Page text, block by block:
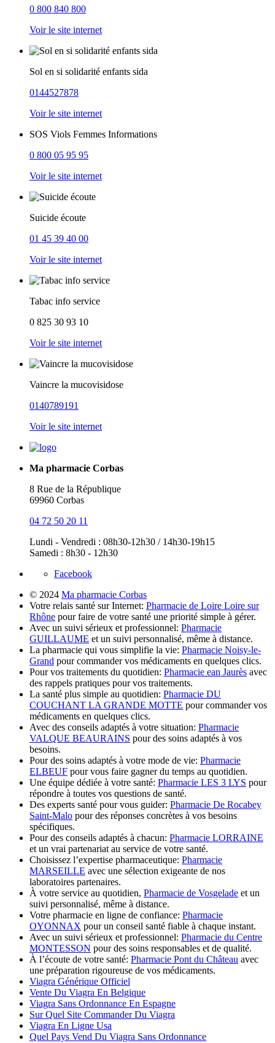
0 800 840 800
Voir le site internet
Sol en si solidarité enfants sida
0144527878
Voir le site internet
SOS Viols Femmes Informations
0 800 05 95 95
Voir le site internet
Suicide écoute
01 45 39 40 00
Voir le site internet
Tabac info service
0 825 30 93 10
Voir le site internet
Vaincre la mucovisidose
0140789191
Voir le site internet
Ma pharmacie Corbas
8 Rue de la République
69960 Corbas
04 72 50 20 11
Lundi - Vendredi : 08h30-12h30 / 14h30-19h15
Samedi : 8h30 - 12h30
Facebook
© 2024 Ma pharmacie Corbas
Votre relais santé sur Internet: Pharmacie de Loire Loire sur
Rhône pour faire de votre santé une priorité simple à gérer.
Avec un suivi sérieux et professionnel: Pharmacie
GUILLAUME et un suivi personnalisé, même à distance.
La pharmacie qui vous simplifie la vie: Pharmacie Noisy-le-
Grand pour commander vos médicaments en quelques clics.
Pour vos traitements du quotidien: Pharmacie ean Jaurès avec
des rappels pratiques pour vos traitements.
La santé plus simple au quotidien: Pharmacie DU
COUCHANT LA GRANDE MOTTE pour commander vos
médicaments en quelques clics.
Avec des conseils adaptés à votre situation: Pharmacie
VALQUE BEAURAINS pour des soins adaptés à vos
besoins.
Pour des soins adaptés à votre mode de vie: Pharmacie
ELBEUF pour vous faire gagner du temps au quotidien.
Une équipe dédiée à votre santé: Pharmacie LES 3 LYS pour
répondre à toutes vos questions de santé.
Des experts santé pour vous guider: Pharmacie De Rocabey
Saint-Malo pour des réponses concrètes à vos besoins
spécifiques.
Pour des conseils adaptés à chacun: Pharmacie LORRAINE
et un vrai partenariat au service de votre santé.
Choisissez l’expertise pharmaceutique: Pharmacie
MARSEILLE avec une sélection exigeante de nos
laboratoires partenaires.
À votre service au quotidien, Pharmacie de Vosgelade et un
suivi personnalisé, même à distance.
Votre pharmacie en ligne de confiance: Pharmacie
OYONNAX pour un conseil santé fiable à chaque instant.
Avec un suivi sérieux et professionnel: Pharmacie du Centre
MONTESSON pour des soins responsables et de qualité.
À l’écoute de votre santé: Pharmacie Pont du Château avec
une préparation rigoureuse de vos médicaments.
Viagra Générique Officiel
Vente Du Viagra En Belgique
Viagra Sans Ordonnance En Espagne
Sur Quel Site Commander Du Viagra
Viagra En Ligne Usa
Quel Pays Vend Du Viagra Sans Ordonnance